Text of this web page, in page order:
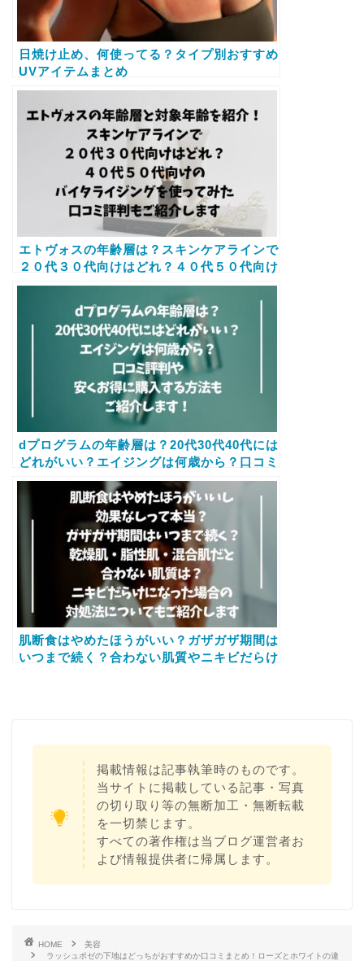
日焼け止め、何使ってる？タイプ別おすすめ
UVアイテムまとめ
エトヴォスの年齢層は？スキンケアラインで
２０代３０代向けはどれ？４０代５０代向け
のバイタライジングを使ってみた口コミ評判
dプログラムの年齢層は？20代30代40代には
どれがいい？エイジングは何歳から？口コミ
評判も紹介します
肌断食はやめたほうがいい？ガザガザ期間は
いつまで続く？合わない肌質やニキビだらけ
掲載情報は記事執筆時のものです。
当サイトに掲載している記事・写真
の切り取り等の無断加工・無断転載
を一切禁じます。
すべての著作権は当ブログ運営者お
よび情報提供者に帰属します。
HOME
美容
ラッシュポゼの下地はどっちがおすすめか口コミまとめ！ローズとホワイトの違